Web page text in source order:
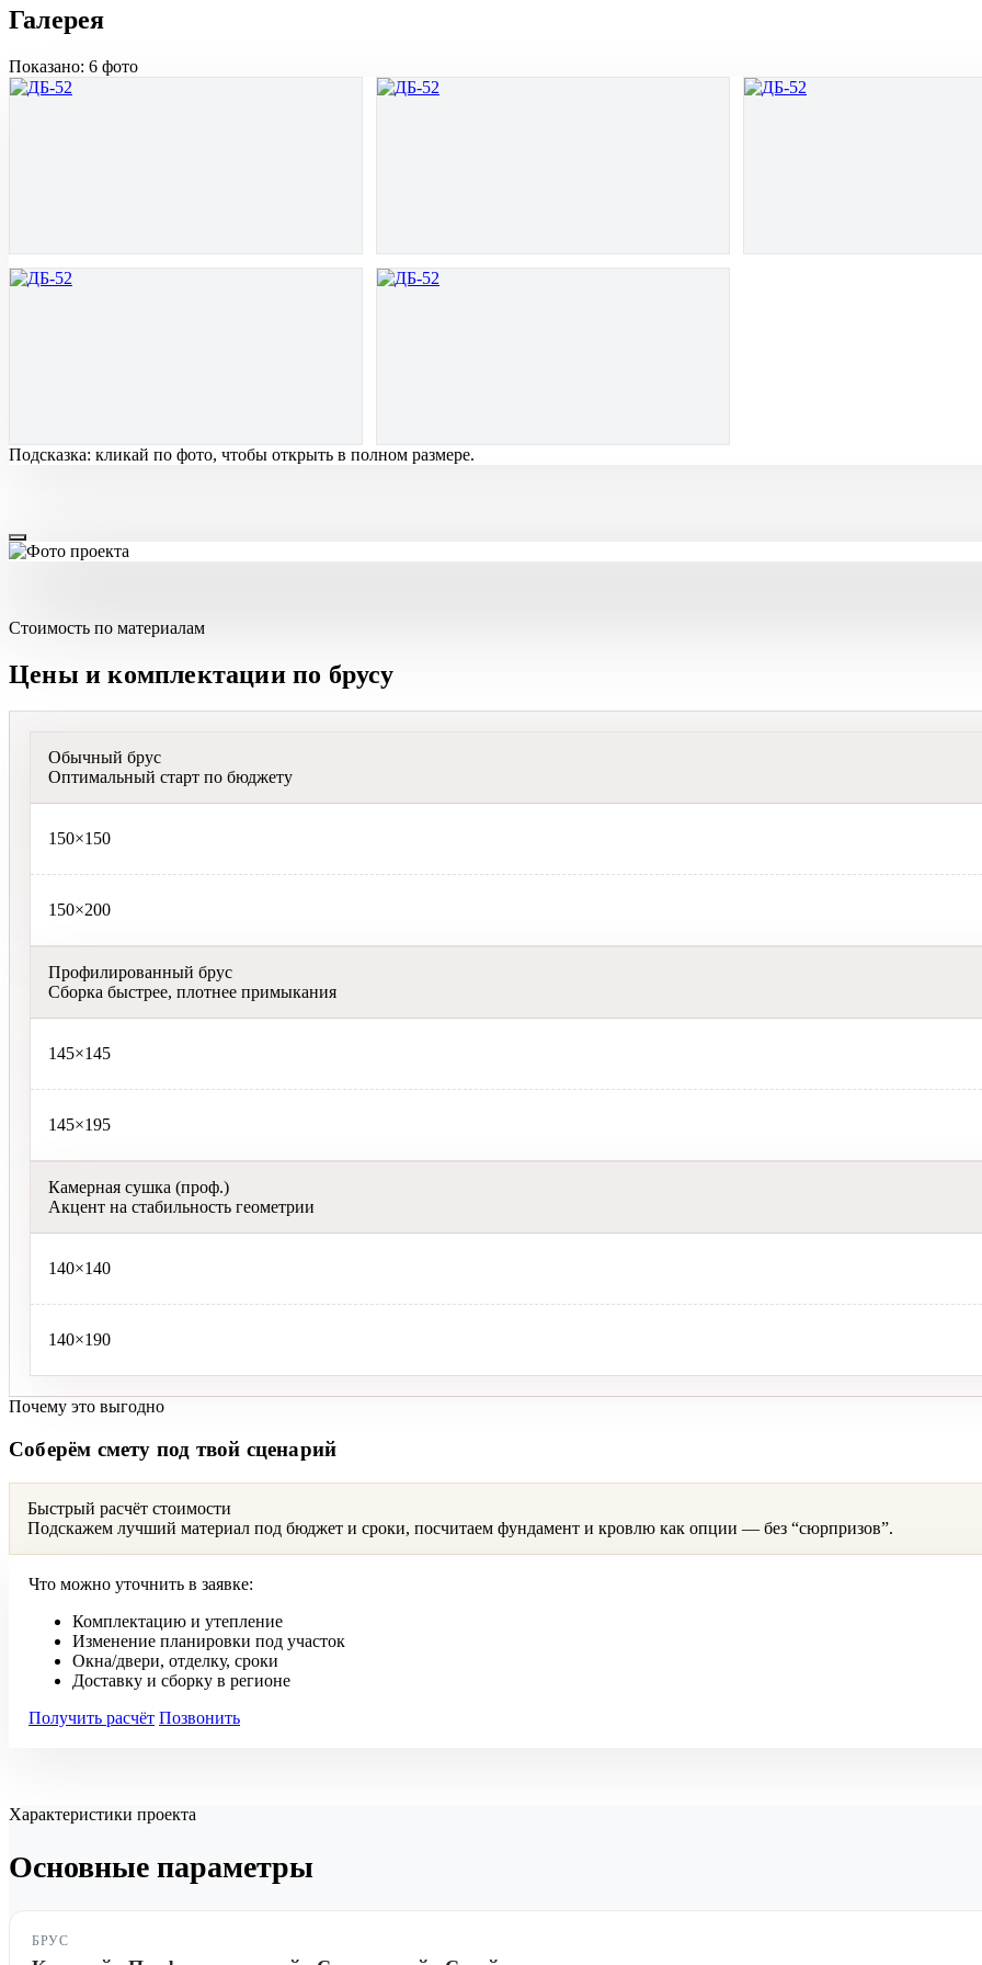
Галерея
Показано: 6 фото
Подсказка: кликай по фото, чтобы открыть в полном размере.
Стоимость по материалам
Цены и комплектации по брусу
Обычный брус
Оптимальный старт по бюджету
150×150
150×200
Профилированный брус
Сборка быстрее, плотнее примыкания
145×145
145×195
Камерная сушка (проф.)
Акцент на стабильность геометрии
140×140
140×190
Почему это выгодно
Соберём смету под твой сценарий
Быстрый расчёт стоимости
Подскажем лучший материал под бюджет и сроки, посчитаем фундамент и кровлю как опции — без “сюрпризов”.
Что можно уточнить в заявке:
Комплектацию и утепление
Изменение планировки под участок
Окна/двери, отделку, сроки
Доставку и сборку в регионе
Получить расчёт Позвонить
Характеристики проекта
Основные параметры
БРУС